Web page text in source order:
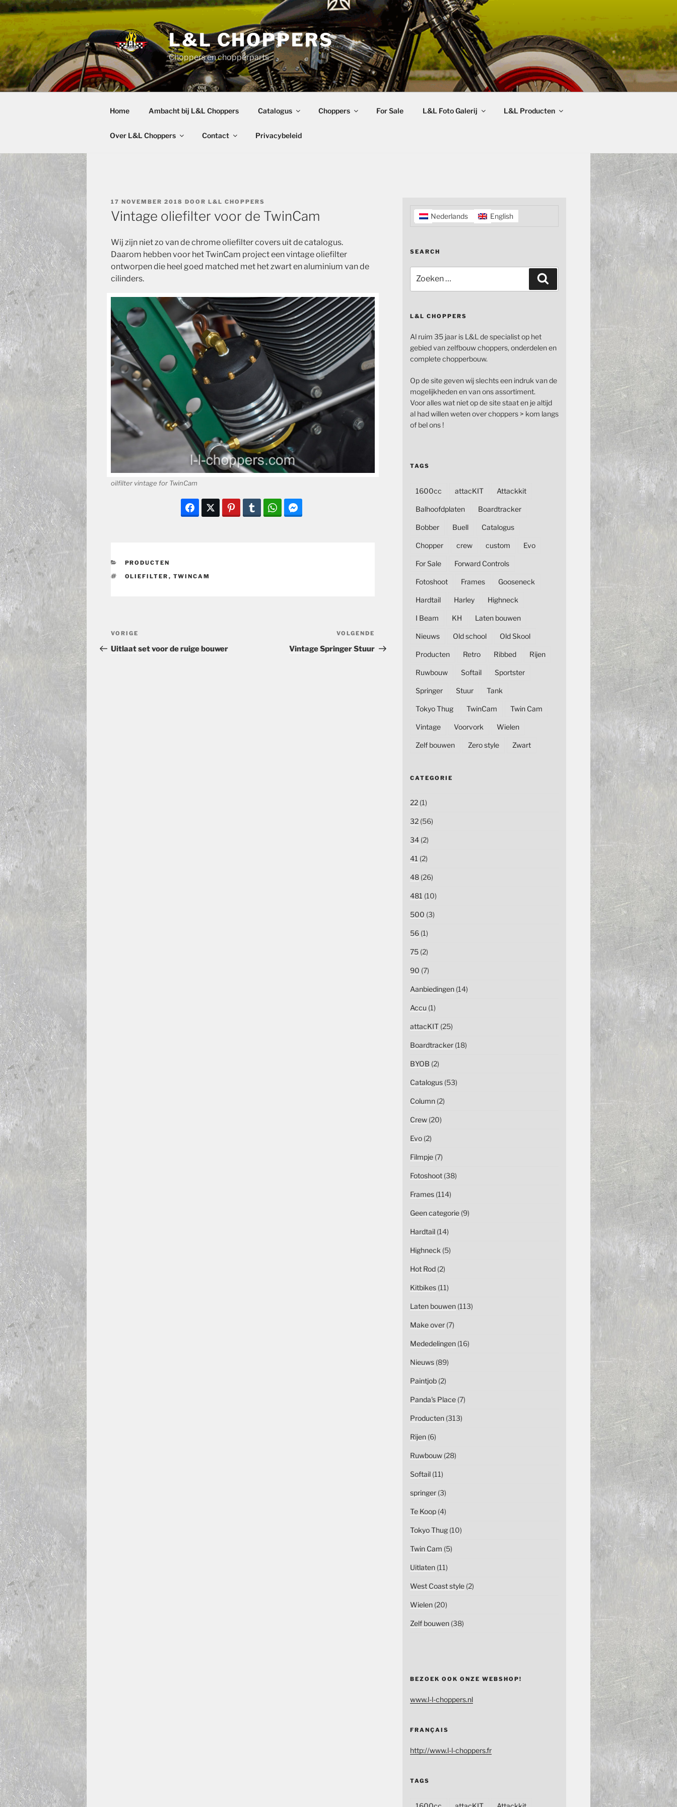
Ga
naar
inhoud
L&L CHOPPERS
Choppers en chopperparts
Home Ambacht bij L&L Choppers Catalogus Choppers For Sale L&L Foto Galerij L&L Producten
Over L&L Choppers Contact Privacybeleid
GEPLAATST
OP
17 NOVEMBER 2018 DOOR L&L CHOPPERS
Vintage oliefilter voor de TwinCam
Wij zijn niet zo van de chrome oliefilter covers uit de catalogus.
Daarom hebben voor het TwinCam project een vintage oliefilter
ontworpen die heel goed matched met het zwart en aluminium van de
cilinders.
oilfilter vintage for TwinCam
CATEGORIEËN
PRODUCTEN
TAGS
OLIEFILTER , TWINCAM
Bericht
navigatie
Vorig
bericht
VORIGE
Uitlaat set voor de ruige bouwer
bericht
VOLGENDE
Vintage Springer Stuur
Nederlands English
SEARCH
naar:
L&L CHOPPERS
Al ruim 35 jaar is L&L de specialist op het
gebied van zelfbouw choppers, onderdelen en
complete chopperbouw.
Op de site geven wij slechts een indruk van de
mogelijkheden en van ons assortiment.
Voor alles wat niet op de site staat en je altijd
al had willen weten over choppers > kom langs
of bel ons !
TAGS
1600cc attacKIT Attackkit
Balhoofdplaten Boardtracker
Bobber Buell Catalogus
Chopper crew custom Evo
For Sale Forward Controls
Fotoshoot Frames Gooseneck
Hardtail Harley Highneck
I Beam KH Laten bouwen
Nieuws Old school Old Skool
Producten Retro Ribbed Rijen
Ruwbouw Softail Sportster
Springer Stuur Tank
Tokyo Thug TwinCam Twin Cam
Vintage Voorvork Wielen
Zelf bouwen Zero style Zwart
CATEGORIE
22(1)
32(56)
34(2)
41 (2)
48(26)
481 (10)
500 (3)
56(1)
75(2)
90 (7)
Aanbiedingen(14)
Accu (1)
attacKIT(25)
Boardtracker(18)
BYOB (2)
Catalogus(53)
Column(2)
Crew(20)
Evo(2)
Filmpje(7)
Fotoshoot(38)
Frames(114)
Geen categorie(9)
Hardtail(14)
Highneck (5)
Hot Rod(2)
Kitbikes(11)
Laten bouwen(113)
Make over(7)
Mededelingen(16)
Nieuws(89)
Paintjob(2)
Panda's Place(7)
Producten(313)
Rijen(6)
Ruwbouw(28)
Softail(11)
springer(3)
Te Koop(4)
Tokyo Thug(10)
Twin Cam (5)
Uitlaten(11)
West Coast style(2)
Wielen(20)
Zelf bouwen(38)
BEZOEK OOK ONZE WEBSHOP!
www.l-l-choppers.nl
FRANÇAIS
http://www.l-l-choppers.fr
TAGS